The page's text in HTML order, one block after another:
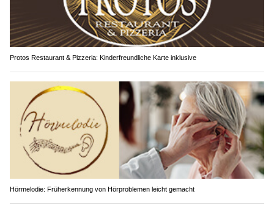
Protos Restaurant & Pizzeria: Kinderfreundliche Karte inklusive
Hörmelodie: Früherkennung von Hörproblemen leicht gemacht